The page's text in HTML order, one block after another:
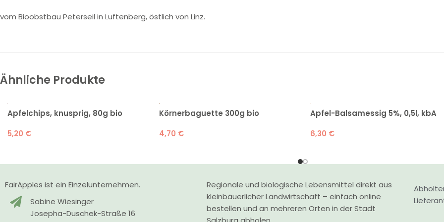
vom Bioobstbau Peterseil in Luftenberg, östlich von Linz.
Ähnliche Produkte
Apfelchips, knusprig, 80g bio
5,20 €
Körnerbaguette 300g bio
4,70 €
Apfel-Balsamessig 5%, 0,5l, kbA
6,30 €
FairApples ist ein Einzelunternehmen.
Sabine Wiesinger
Josepha-Duschek-Straße 16
Regionale und biologische Lebensmittel direkt aus
kleinbäuerlicher Landwirtschaft – einfach online
bestellen und an mehreren Orten in der Stadt